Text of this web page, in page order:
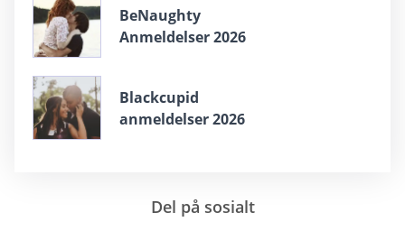
BeNaughty
Anmeldelser 2026
Blackcupid
anmeldelser 2026
Del på sosialt